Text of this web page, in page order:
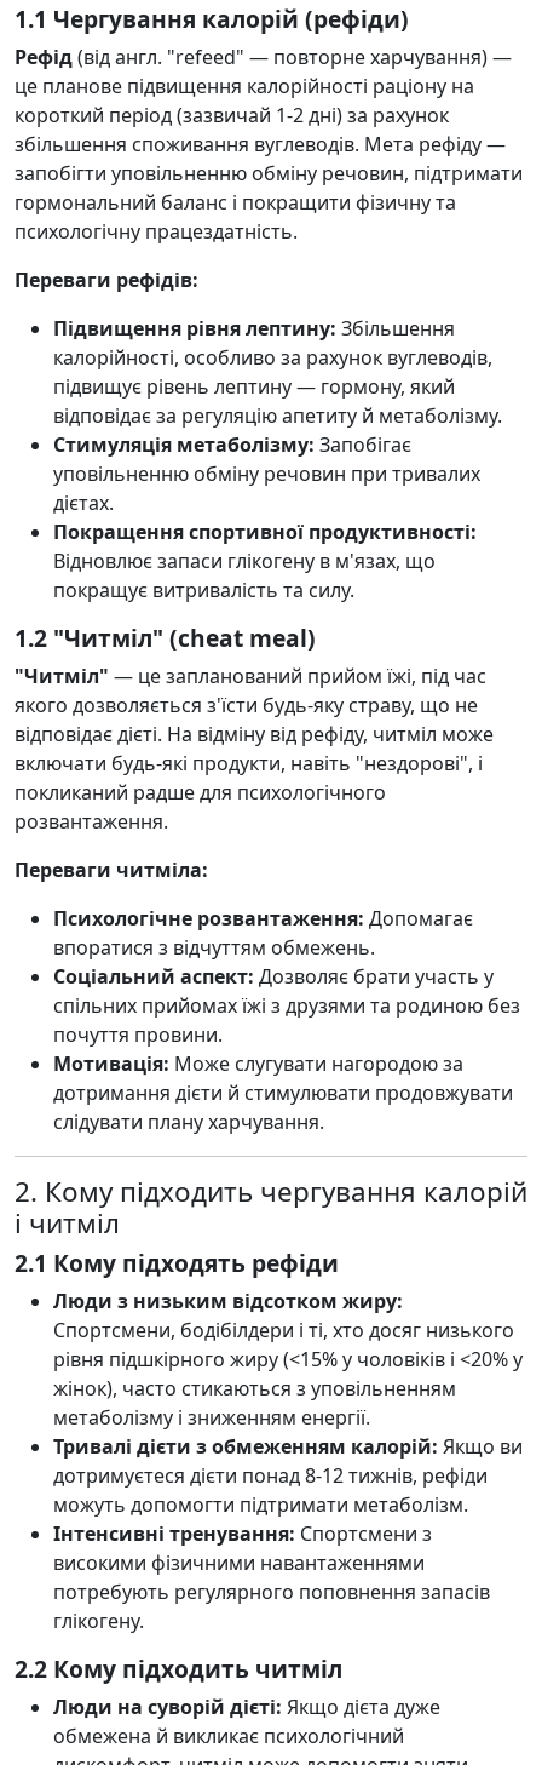
1.1 Чергування калорій (рефіди)
Рефід(від англ. "refeed" — повторне харчування) —
це планове підвищення калорійності раціону на
короткий період (зазвичай 1-2 дні) за рахунок
збільшення споживання вуглеводів. Мета рефіду —
запобігти уповільненню обміну речовин, підтримати
гормональний баланс і покращити фізичну та
психологічну працездатність.
Переваги рефідів:
Підвищення рівня лептину: Збільшення
калорійності, особливо за рахунок вуглеводів,
підвищує рівень лептину — гормону, який
відповідає за регуляцію апетиту й метаболізму.
Стимуляція метаболізму: Запобігає
уповільненню обміну речовин при тривалих
дієтах.
Покращення спортивної продуктивності:
Відновлює запаси глікогену в м'язах, що
покращує витривалість та силу.
1.2 "Читміл" (cheat meal)
"Читміл" — це запланований прийом їжі, під час
якого дозволяється з'їсти будь-яку страву, що не
відповідає дієті. На відміну від рефіду, читміл може
включати будь-які продукти, навіть "нездорові", і
покликаний радше для психологічного
розвантаження.
Переваги читміла:
Психологічне розвантаження: Допомагає
впоратися з відчуттям обмежень.
Соціальний аспект: Дозволяє брати участь у
спільних прийомах їжі з друзями та родиною без
почуття провини.
Мотивація: Може слугувати нагородою за
дотримання дієти й стимулювати продовжувати
слідувати плану харчування.
2. Кому підходить чергування калорій
і читміл
2.1 Кому підходять рефіди
Люди з низьким відсотком жиру:
Спортсмени, бодібілдери і ті, хто досяг низького
рівня підшкірного жиру (<15% у чоловіків і <20% у
жінок), часто стикаються з уповільненням
метаболізму і зниженням енергії.
Тривалі дієти з обмеженням калорій: Якщо ви
дотримуєтеся дієти понад 8-12 тижнів, рефіди
можуть допомогти підтримати метаболізм.
Інтенсивні тренування: Спортсмени з
високими фізичними навантаженнями
потребують регулярного поповнення запасів
глікогену.
2.2 Кому підходить читміл
Люди на суворій дієті: Якщо дієта дуже
обмежена й викликає психологічний